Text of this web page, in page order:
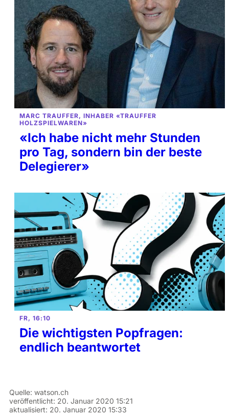
MARC TRAUFFER, INHABER «TRAUFFER
HOLZSPIELWAREN»
«Ich habe nicht mehr Stunden
pro Tag, sondern bin der beste
Delegierer»
FR, 16:10
Die wichtigsten Popfragen:
endlich beantwortet
Quelle: watson.ch
veröffentlicht: 20. Januar 2020 15:21
aktualisiert: 20. Januar 2020 15:33